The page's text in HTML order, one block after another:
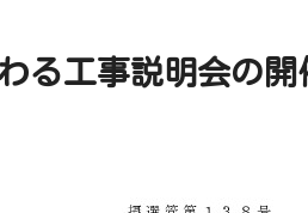
る工事説明会の開